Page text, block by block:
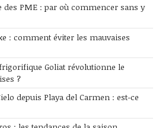
PME : par où commencer sans y
: comment éviter les mauvaises
Goliat révolutionne le
?
depuis Playa del Carmen : est-ce